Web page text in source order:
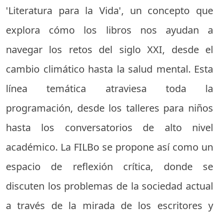
'Literatura para la Vida', un concepto que
explora cómo los libros nos ayudan a
navegar los retos del siglo XXI, desde el
cambio climático hasta la salud mental. Esta
línea temática atraviesa toda la
programación, desde los talleres para niños
hasta los conversatorios de alto nivel
académico. La FILBo se propone así como un
espacio de reflexión crítica, donde se
discuten los problemas de la sociedad actual
a través de la mirada de los escritores y